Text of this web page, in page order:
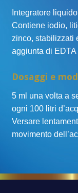
Integratore
Contiene iodio,
zinco, stabilizzati
aggiunta di EDTA
Dosaggi e
5 ml una volta a
ogni 100 litri
Versare
movimento